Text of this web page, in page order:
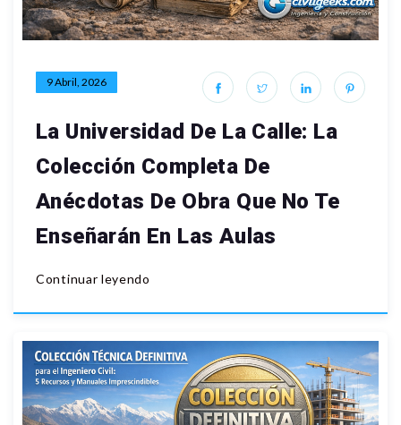
9 Abril, 2026
La Universidad De La Calle: La
Colección Completa De
Anécdotas De Obra Que No Te
Enseñarán En Las Aulas
Continuar leyendo